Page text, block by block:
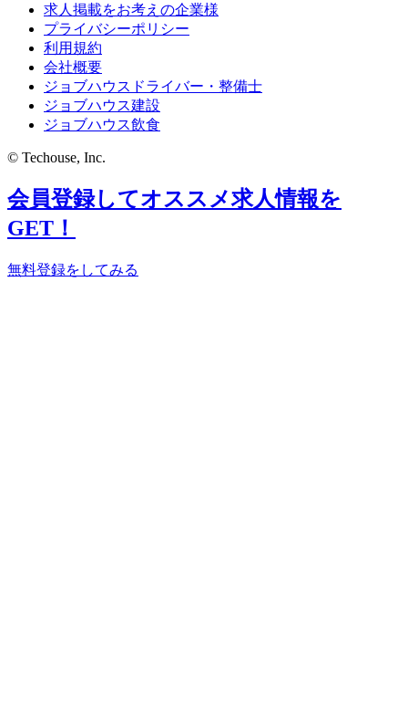
求人掲載をお考えの企業様
プライバシーポリシー
利用規約
会社概要
ジョブハウスドライバー・整備士
ジョブハウス建設
ジョブハウス飲食
© Techouse, Inc.
会員登録してオススメ求人情報を
GET！
無料登録をしてみる